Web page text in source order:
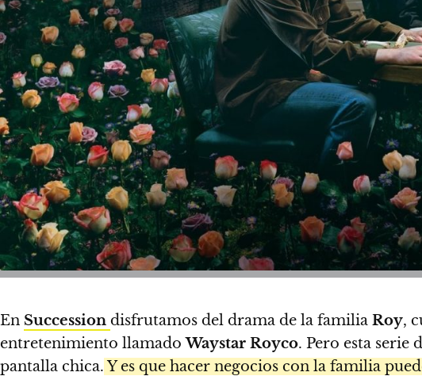
En Succession disfrutamos del drama de la familia Roy,
entretenimiento llamadoWaystar Royco. Pero esta serie
pantalla chica. Y es que hacer negocios con la familia